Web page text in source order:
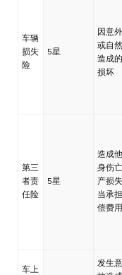
车辆
损失
险
5星
因意
或自
造成
损坏
第三
者责
任险
5星
造成
身伤
产损
当承
偿费用
车上
发生